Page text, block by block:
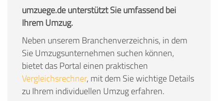
umzuege.de unterstützt Sie umfassend bei
Ihrem Umzug.
Neben unserem Branchenverzeichnis, in dem
Sie Umzugsunternehmen suchen können,
bietet das Portal einen praktischen
Vergleichsrechner, mit dem Sie wichtige Details
zu Ihrem individuellen Umzug erfahren.